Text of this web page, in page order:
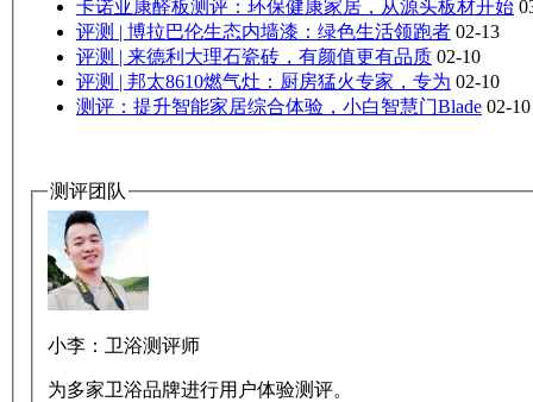
卡诺亚康醛板测评：环保健康家居，从源头板材开始
评测 | 博拉巴伦生态内墙漆：绿色生活领跑者 02-13
评测 | 来德利大理石瓷砖，有颜值更有品质 02-10
评测 | 邦太8610燃气灶：厨房猛火专家，专为 02-10
测评：提升智能家居综合体验，小白智慧门Blade 02-10
测评团队
小李： 卫浴测评师
为多家卫浴品牌进行用户体验测评。